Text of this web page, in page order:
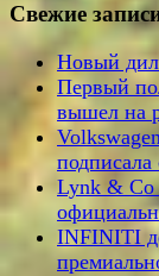
Свежие
Новый
Первый
вышел на
Lynk & Co
INFINITI